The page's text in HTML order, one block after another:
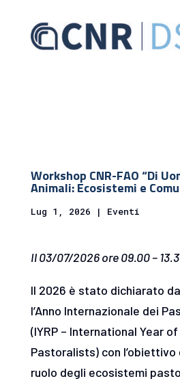
Workshop CNR-FAO “Di
Animali: Ecosistemi e
Lug 1, 2026 | Eventi
Il 03/07/2026 ore 09.00 –
Il 2026 è stato dichiarato
l’Anno Internazionale dei
(IYRP – International Year
Pastoralists) con
ruolo degli ecosistemi